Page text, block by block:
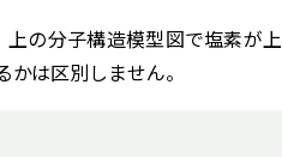
の分子構造模型図で塩素が上
は区別しません。